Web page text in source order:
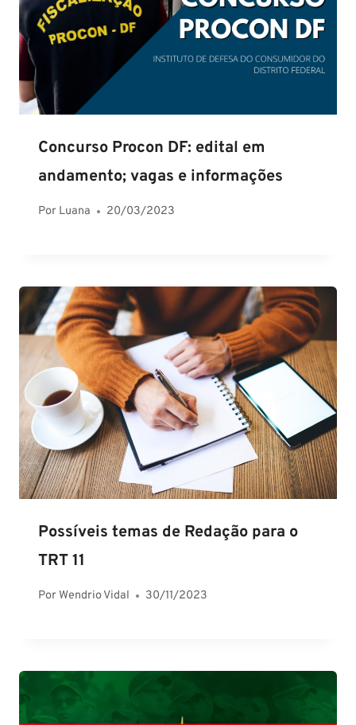
Concurso Procon DF: edital em
andamento; vagas e informações
Por Luana 20/03/2023
Possíveis temas de Redação para o
TRT 11
PorWendrio Vidal 30/11/2023